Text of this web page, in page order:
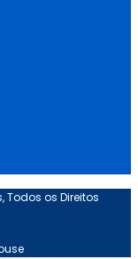
Todos os Direitos